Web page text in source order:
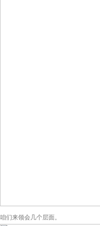
咱们来领会几个层面。